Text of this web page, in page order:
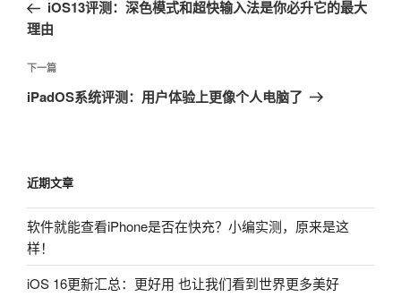
导
航
篇
章
iOS13评测：深色模式和超快输入法是你必升它的最大
理由
下
一
下一篇
iPadOS系统评测：用户体验上更像个人电脑了
近期文章
软件就能查看iPhone是否在快充？小编实测，原来是这
样！
iOS 16更新汇总：更好用 也让我们看到世界更多美好